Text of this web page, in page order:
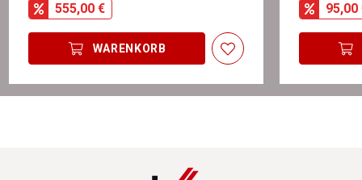
555,00 €
WARENKORB
95,00